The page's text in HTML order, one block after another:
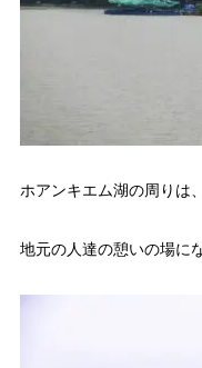
ホアンキエム湖の周りは
地元の人達の憩いの場に